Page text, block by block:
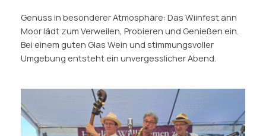
Genuss in besonderer Atmosphäre: Das Wiinfest ann
Moor lädt zum Verweilen, Probieren und Genießen ein.
Bei einem guten Glas Wein und stimmungsvoller
Umgebung entsteht ein unvergesslicher Abend.